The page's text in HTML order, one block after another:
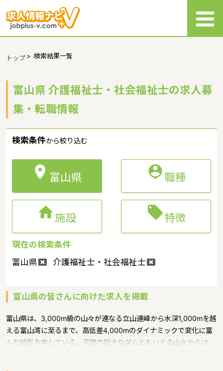
トップ> 検索結果一覧
富山県 介護福祉士・社会福祉士の求人募
集・転職情報
検索条件から絞り込む
 富山県 職種
施設 特徴
現在の検索条件
富山県
介護福祉士・社会福祉士
富山県の皆さんに向けた求人を掲載
富山県は、3,000m級の山々が連なる立山連峰から水深1,000mを越
える富山湾に至るまで、高低差4,000mのダイナミックで変化に富
んだ地形を有している。天然の巨大なダムともいえる山々からは、